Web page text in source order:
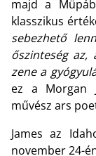
majd a
klasszikus
sebezhető
őszinteség az,
zene a
ez a Morgan
művész ars
James az
november 24-